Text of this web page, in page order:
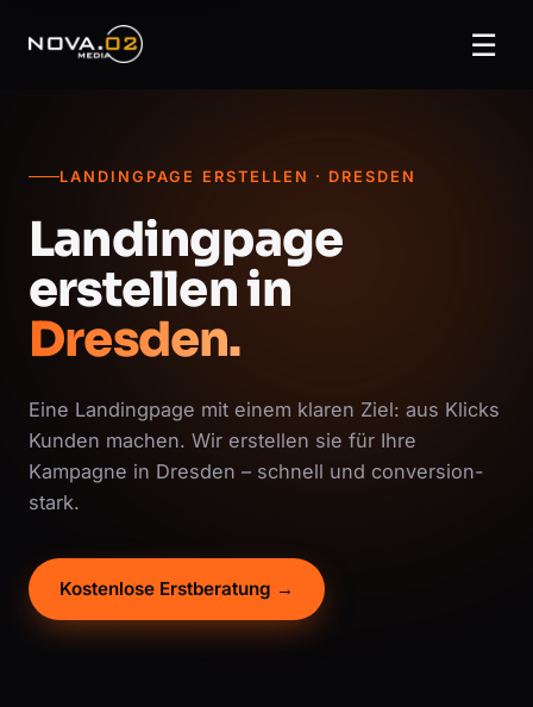
☰
LANDINGPAGE ERSTELLEN · DRESDEN
Landingpage
erstellen in
Dresden.
Eine Landingpage mit einem klaren Ziel: aus Klicks
Kunden machen. Wir erstellen sie für Ihre
Kampagne in Dresden – schnell und conversion-
stark.
Kostenlose Erstberatung →